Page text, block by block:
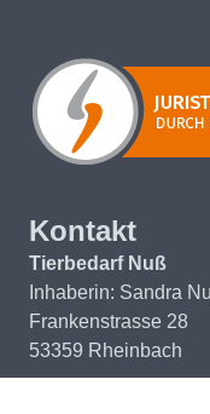
Kontakt
Tierbedarf Nuß
Inhaberin: Sandra
Frankenstrasse 28
53359 Rheinbach